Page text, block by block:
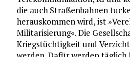
die auch Straßenbahnen
herauskommen wird, ist
Militarisierung«. Die
Kriegstüchtigkeit und